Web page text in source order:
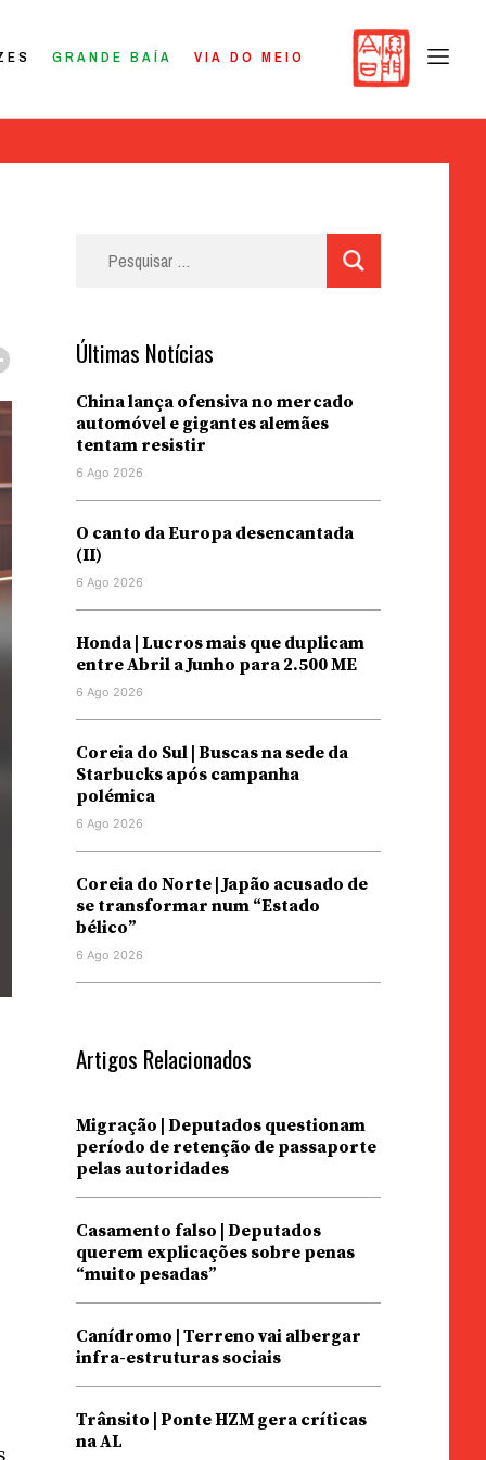
GRANDE BAÍA VIA DO MEIO
Últimas Notícias
China lança ofensiva no mercado
automóvel e gigantes alemães
tentam resistir
6 Ago 2026
O canto da Europa desencantada
(II)
6 Ago 2026
Honda | Lucros mais que duplicam
entre Abril a Junho para 2.500 ME
6 Ago 2026
Coreia do Sul | Buscas na sede da
Starbucks após campanha
polémica
6 Ago 2026
Coreia do Norte | Japão acusado de
se transformar num “Estado
bélico”
6 Ago 2026
Artigos Relacionados
Migração | Deputados questionam
período de retenção de passaporte
pelas autoridades
Casamento falso | Deputados
querem explicações sobre penas
“muito pesadas”
Canídromo | Terreno vai albergar
infra-estruturas sociais
Trânsito | Ponte HZM gera críticas
na AL